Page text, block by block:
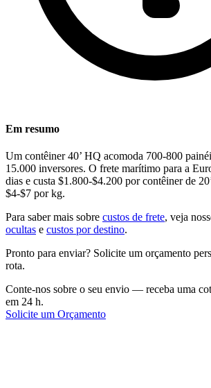
Em resumo
Um contêiner 40’ HQ acomoda 700-800
15.000 inversores. O frete marítimo para a
dias e custa $1.800-$4.200 por contêiner de
$4-$7 por kg.
Para saber mais sobre custos de frete, veja
ocultas e custos por destino.
Pronto para enviar? Solicite um orçamento
rota.
Conte-nos sobre o seu envio — receba uma
em 24 h.
Solicite um Orçamento